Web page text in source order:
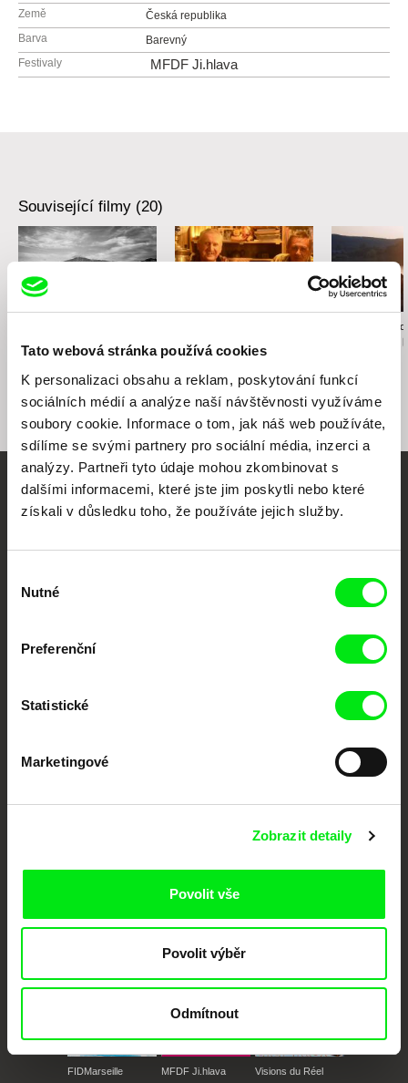
Tato webová stránka používá cookies
K personalizaci obsahu a reklam, poskytování funkcí
sociálních médií a analýze naší návštěvnosti využíváme
soubory cookie. Informace o tom, jak náš web používáte,
sdílíme se svými partnery pro sociální média, inzerci a
analýzy. Partneři tyto údaje mohou zkombinovat s
dalšími informacemi, které jste jim poskytli nebo které
získali v důsledku toho, že používáte jejich služby.
souhlasu
Nutné
Preferenční
Statistické
Marketingové
Zobrazit detaily
Povolit vše
Povolit výběr
Odmítnout
Země
Česká republika
Barva
Barevný
Festivaly
MFDF Ji.hlava
Související filmy (20)
Ukradl jsi mé srdce Houska s máslem
Karolína
Mezi vším a
Vaše online
Portál DAFilms.cz je výsledkem tvůrčí spolupráce 7 klíčových evropských
Millennium Docs
FIDMarseille MFDF Ji.hlava Visions du Réel